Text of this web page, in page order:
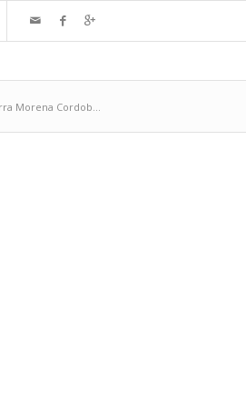
Morena Cordob...